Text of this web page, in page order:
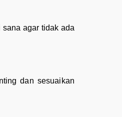
sana agar tidak ada
dan sesuaikan